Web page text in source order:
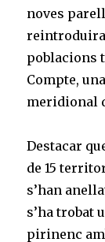
noves
poblacions
Compte,
meridional
Destacar
de 15
s’han
s’ha trobat
pirinenc